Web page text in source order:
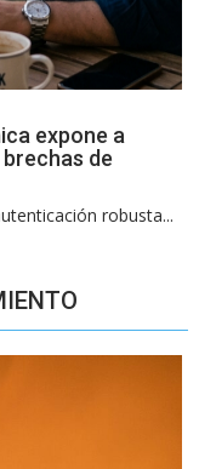
expone a
de
robusta...